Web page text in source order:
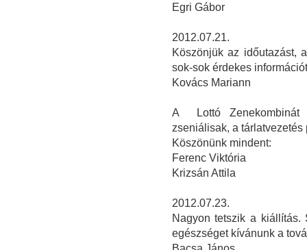
Egri Gábor
2012.07.21.
Köszönjük az időutazást,
sok-sok érdekes
Kovács Mariann
A Lottó Zenekombinát
zseniálisak, a tárlatvezetés
Köszönünk mindent:
Ferenc Viktória
Krizsán Attila
2012.07.23.
Nagyon tetszik a kiállítás.
egészséget kívánunk a